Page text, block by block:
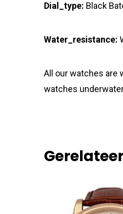
Dial_type: Black
Water_resistance:
All our watches are
watches